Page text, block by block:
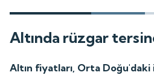
Altında rüzgar
Altın fiyatları, Orta Doğu'daki